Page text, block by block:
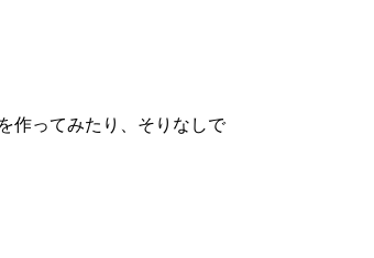
作ってみたり、そりなしで